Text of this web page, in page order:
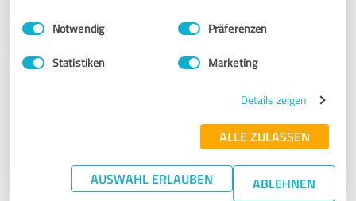
Impressum Datenschutzbestimmungen
Einwilligungsauswahl
Notwendig Präferenzen
Statistiken Marketing
Details zeigen
ALLE ZULASSEN
AUSWAHL ERLAUBEN ABLEHNEN
SEHR GUT Empfehlung
Waren wieder in der Goldenen Kugel (wird schön langsam
Sahne!!!! Können wir wirklich nur jedem empfehlen!! Und
das Gansl müsst ihr unbedingt probieren ... ein absoluter